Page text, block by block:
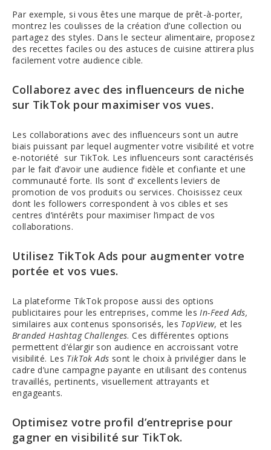
Par exemple, si vous êtes une marque de prêt-à-porter,
montrez les coulisses de la création d’une collection ou
partagez des styles. Dans le secteur alimentaire, proposez
des recettes faciles ou des astuces de cuisine attirera plus
facilement votre audience cible.
Collaborez avec des influenceurs de niche
sur TikTok pour maximiser vos vues.
Les collaborations avec des influenceurs sont un autre
biais puissant par lequel augmenter votre visibilité et votre
e-notoriété sur TikTok. Les influenceurs sont caractérisés
par le fait d’avoir une audience fidèle et confiante et une
communauté forte. Ils sont d’ excellents leviers de
promotion de vos produits ou services. Choisissez ceux
dont les followers correspondent à vos cibles et ses
centres d’intérêts pour maximiser l’impact de vos
collaborations.
Utilisez TikTok Ads pour augmenter votre
portée et vos vues.
La plateforme TikTok propose aussi des options
publicitaires pour les entreprises, comme lesIn-Feed Ads,
similaires aux contenus sponsorisés, les TopView, et les
Branded Hashtag Challenges. Ces différentes options
permettent d’élargir son audience en accroissant votre
visibilité. Les TikTok Ads sont le choix à privilégier dans le
cadre d’une campagne payante en utilisant des contenus
travaillés, pertinents, visuellement attrayants et
engageants.
Optimisez votre profil d’entreprise pour
gagner en visibilité sur TikTok.